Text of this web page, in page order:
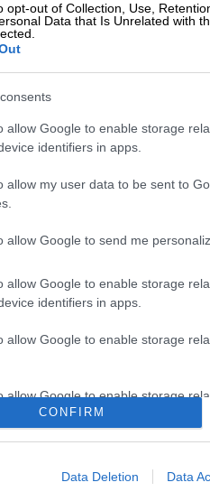
opt-out of Collection, Use,
Data that Is Unrelated with
allow Google to enable storage
identifiers in apps.
allow my user data to be sent to
allow Google to send me
allow Google to enable storage
identifiers in apps.
allow Google to enable storage
allow Google to enable storage
allow Google to enable storage
CONFIRM
Data Deletion Data
νέου ΕΝΦΙΑ θα
να το βρείτε στον
για να μπείτε
myAADE
Ε9/ΕΝΦΙΑ»
το Ε9. Βάζετε τους
το εκκαθαριστικό